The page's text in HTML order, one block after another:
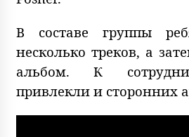
В составе группы
несколько треков, а
альбом. К
привлекли и сторонних